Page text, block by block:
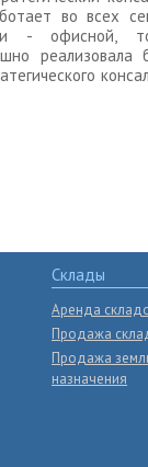
во всех
- офисной,
реализовала
Склады
Аренда
Продажа
Продажа
назначения